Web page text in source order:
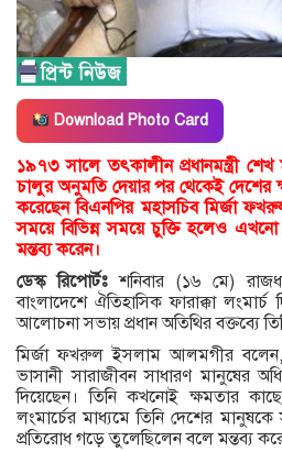
Download Photo Card
১৯৭৩ সালে তৎকালীন প্রধানমন্ত্রী শেখ
চালুর অনুমতি দেয়ার পর থেকেই দেশের
করেছেন বিএনপির মহাসচিব মির্জা
সময়ে বিভিন্ন সময়ে চুক্তি হলেও এখনো
মন্তব্য করেন।
ডেস্ক রিপোর্টঃশনিবার (১৬ মে)
বাংলাদেশে ঐতিহাসিক ফারাক্কা
আলোচনা সভায় প্রধান অতিথির বক্তব্যে
মির্জা ফখরুল ইসলাম আলমগীর বলেন,
ভাসানী সারাজীবন সাধারণ মানুষের
দিয়েছেন। তিনি কখনোই ক্ষমতার
লংমার্চের মাধ্যমে তিনি দেশের
প্রতিরোধ গড়ে তুলেছিলেন বলে মন্তব্য